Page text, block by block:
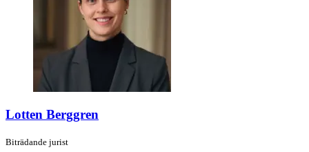
Lotten Berggren
Biträdande jurist